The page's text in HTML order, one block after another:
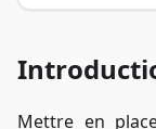
Mettre en